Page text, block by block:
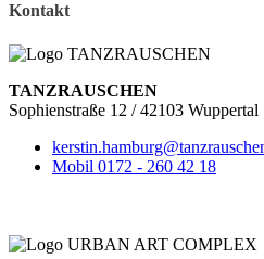
Kontakt
TANZRAUSCHEN
Sophienstraße 12 / 42103 Wuppertal
Mobil 0172 - 260 42 18